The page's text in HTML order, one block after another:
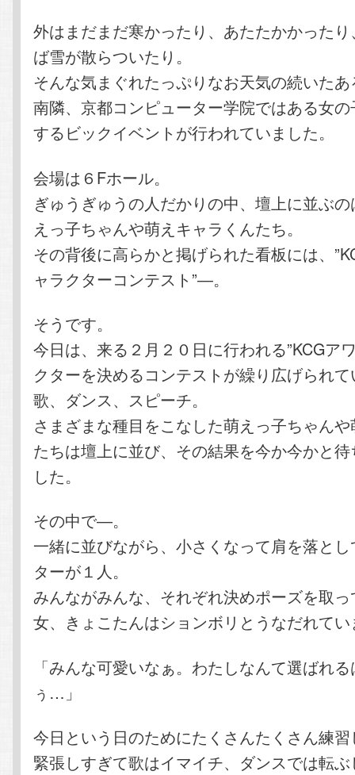
外はまだまだ寒かったり、あたたかかった
ば雪が散らついたり。
そんな気まぐれたっぷりなお天気の続いた
南隣、京都コンピューター学院ではある女
するビックイベントが行われていました。
会場は６Fホール。
ぎゅうぎゅうの人だかりの中、壇上に並ぶ
えっ子ちゃんや萌えキャラくんたち。
その背後に高らかと掲げられた看板には、
ャラクターコンテスト”―。
そうです。
今日は、来る２月２０日に行われる”KCGア
クターを決めるコンテストが繰り広げられ
歌、ダンス、スピーチ。
さまざまな種目をこなした萌えっ子ちゃん
たちは壇上に並び、その結果を今か今かと
した。
その中で―。
一緒に並びながら、小さくなって肩を落と
ターが１人。
みんながみんな、それぞれ決めポーズを取
女、きょこたんはションボリとうなだれて
「みんな可愛いなぁ。わたしなんて選ばれ
ぅ…」
今日という日のためにたくさんたくさん練
緊張しすぎて歌はイマイチ、ダンスでは転